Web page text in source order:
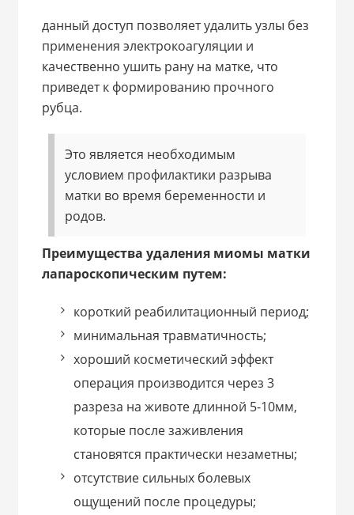
данный доступ позволяет удалить узлы без
применения электрокоагуляции и
качественно ушить рану на матке, что
приведет к формированию прочного
рубца.
Это является необходимым
условием профилактики разрыва
матки во время беременности и
родов.
Преимущества удаления миомы матки
лапароскопическим путем:
короткий реабилитационный период;
минимальная травматичность;
хороший косметический эффект
операция производится через 3
разреза на животе длинной 5-10мм,
которые после заживления
становятся практически незаметны;
отсутствие сильных болевых
ощущений после процедуры;